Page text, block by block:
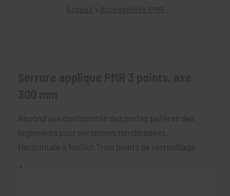
Accueil > Accessibilité PMR
Répond aux conformités des portes palières des
logements pour personnes handicapées.
Horizontale à fouillot.Trois points de verrouillage